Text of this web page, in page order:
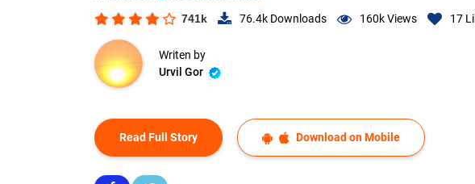
741k 76.4k Downloads 160kViews 17
Writen by
Urvil Gor
Read Full Story Download on Mobile